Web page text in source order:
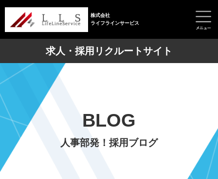
株式会社
ライフラインサービス
求人・採用リクルートサイト
BLOG
人事部発！採用ブログ